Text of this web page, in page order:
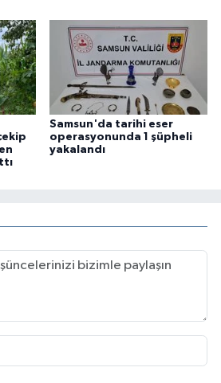
Samsun'da tarihi eser
operasyonunda 1 şüpheli
yakalandı